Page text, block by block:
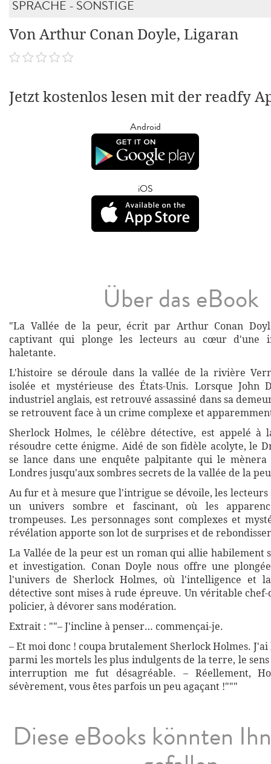
SPRACHE - SONSTIGE
Von Arthur Conan Doyle, Ligaran
Jetzt kostenlos lesen mit der readfy
Android
iOS
Über das eBook
"La Vallée de la peur, écrit par Arthur Conan
captivant qui plonge les lecteurs au cœur d'une
haletante.
L'histoire se déroule dans la vallée de la rivière
isolée et mystérieuse des États-Unis. Lorsque John
industriel anglais, est retrouvé assassiné dans sa
se retrouvent face à un crime complexe et
Sherlock Holmes, le célèbre détective, est appelé à
résoudre cette énigme. Aidé de son fidèle acolyte, le
se lance dans une enquête palpitante qui le mènera
Londres jusqu'aux sombres secrets de la vallée de la
Au fur et à mesure que l'intrigue se dévoile, les lecteurs
un univers sombre et fascinant, où les
trompeuses. Les personnages sont complexes et
révélation apporte son lot de surprises et de
La Vallée de la peur est un roman qui allie habilement
et investigation. Conan Doyle nous offre une
l'univers de Sherlock Holmes, où l'intelligence et
détective sont mises à rude épreuve. Un véritable
policier, à dévorer sans modération.
Extrait : ""– J'incline à penser… commençai-je.
– Et moi donc ! coupa brutalement Sherlock Holmes.
parmi les mortels les plus indulgents de la terre, le
interruption me fut désagréable. – Réellement,
sévèrement, vous êtes parfois un peu agaçant !"""
Diese eBooks könnten